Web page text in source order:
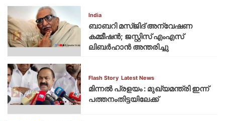
India
ബാബറി മസ്ജിദ് അന്വേഷണ
കമ്മീഷന്‍; ജസ്റ്റിസ് എംഎസ്
ലിബര്‍ഹാന്‍ അന്തരിച്ചു
Flash Story Latest News
മിന്നല്‍ പ്രളയം : മുഖ്യമന്ത്രി ഇന്ന്
പത്തനംതിട്ടയിലേക്ക്